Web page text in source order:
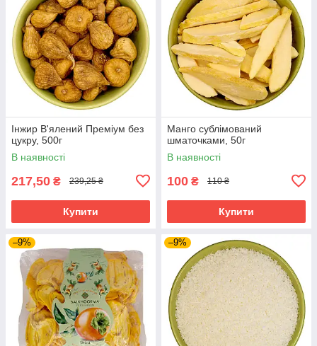
Інжир В'ялений Преміум без
цукру, 500г
В наявності
217,50 ₴ 239,25 ₴
Купити
Манго сублімований
шматочками, 50г
В наявності
100 ₴ 110 ₴
Купити
–9% –9%